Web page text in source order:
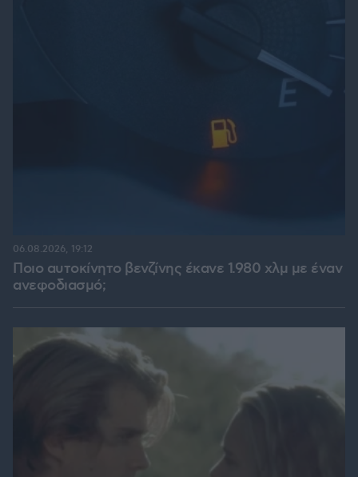
Ποιο αυτοκίνητο βενζίνης έκανε 1.980 χλμ με έναν
ανεφοδιασμό;
06.08.2026, 19:12